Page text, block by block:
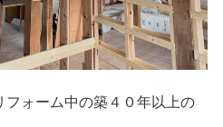
ォーム中の築４０年以上の